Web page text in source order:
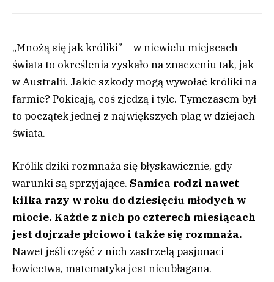
„Mnożą się jak króliki” – w niewielu miejscach
świata to określenia zyskało na znaczeniu tak, jak
w Australii. Jakie szkody mogą wywołać króliki na
farmie? Pokicają, coś zjedzą i tyle. Tymczasem był
to początek jednej z największych plag w dziejach
świata.
Królik dziki rozmnaża się błyskawicznie, gdy
warunki są sprzyjające. Samica rodzi nawet
kilka razy w roku do dziesięciu młodych w
miocie. Każde z nich po czterech miesiącach
jest dojrzałe płciowo i także się rozmnaża.
Nawet jeśli część z nich zastrzelą pasjonaci
łowiectwa, matematyka jest nieubłagana.